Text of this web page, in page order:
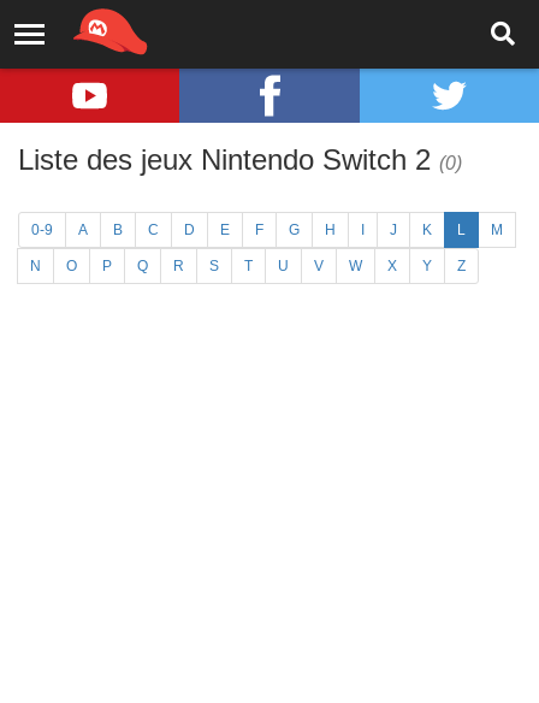
Liste des jeux Nintendo Switch 2 (0)
0-9 A B C D E F G H J K L M
N O P Q R S T U V W X Y Z